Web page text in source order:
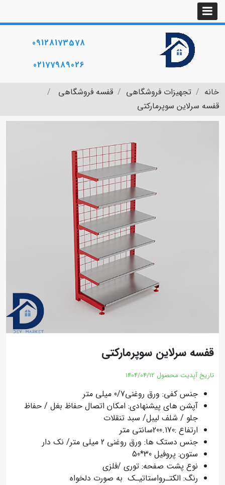
09128173578
02177989026
خانه تجهیزات فروشگاهی
قفسه فروشگاهی
قفسه سرلاین سوپرمارکتی
قفسه سرلاین سوپرمارکتی
تاریخ آپدیت محصول 1404/04/12
جنس کفی: ورق روغنی0/7 میلی متر
آپشن های پیشنهادی: امکان اتصال حفاظ بغل / حفاظ
جلو / شلف لیبل/ سبد تنقلات
ارتفاع :200.170سانتی متر
جنس دستک ها: ورق روغنی 2 میلی متر/ نک دار
ستون: پروفیل 30*50
نوع پشت صفحه: توری /فلزی
رنگ: الکتـرواستاتیـک به صورت دلخواه